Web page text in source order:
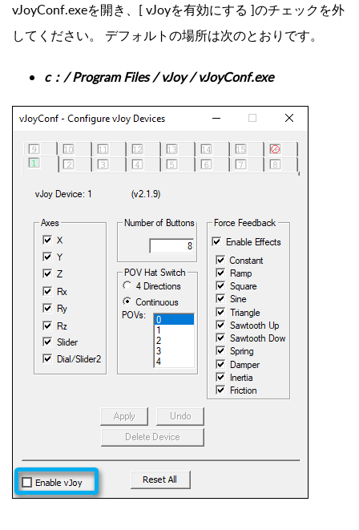
vJoyConf.exeを開き、[ vJoyを有効にする ]のチェックを外
してください。 デフォルトの場所は次のとおりです。
c：/ Program Files / vJoy /vJoyConf.exe